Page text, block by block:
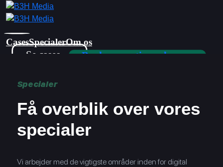
Skip
CasesSpecialerOm os
Se cases → Book en gratis analyse →
Specialer
Få overblik over vores
specialer
Vi arbejder med de vigtigste områder inden for digital